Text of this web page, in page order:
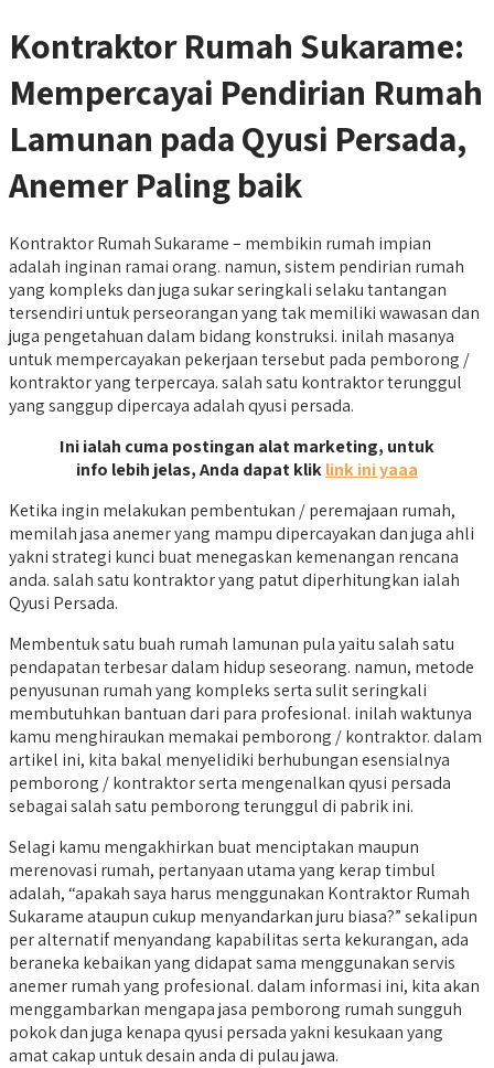
Kontraktor Rumah Sukarame:
Mempercayai Pendirian Rumah
Lamunan pada Qyusi Persada,
Anemer Paling baik
Kontraktor Rumah Sukarame – membikin rumah impian
adalah inginan ramai orang. namun, sistem pendirian rumah
yang kompleks dan juga sukar seringkali selaku tantangan
tersendiri untuk perseorangan yang tak memiliki wawasan dan
juga pengetahuan dalam bidang konstruksi. inilah masanya
untuk mempercayakan pekerjaan tersebut pada pemborong /
kontraktor yang terpercaya. salah satu kontraktor terunggul
yang sanggup dipercaya adalah qyusi persada.
Ini ialah cuma postingan alat marketing, untuk
info lebih jelas, Anda dapat kliklink ini yaaa
Ketika ingin melakukan pembentukan / peremajaan rumah,
memilah jasa anemer yang mampu dipercayakan dan juga ahli
yakni strategi kunci buat menegaskan kemenangan rencana
anda. salah satu kontraktor yang patut diperhitungkan ialah
Qyusi Persada.
Membentuk satu buah rumah lamunan pula yaitu salah satu
pendapatan terbesar dalam hidup seseorang. namun, metode
penyusunan rumah yang kompleks serta sulit seringkali
membutuhkan bantuan dari para profesional. inilah waktunya
kamu menghiraukan memakai pemborong / kontraktor. dalam
artikel ini, kita bakal menyelidiki berhubungan esensialnya
pemborong / kontraktor serta mengenalkan qyusi persada
sebagai salah satu pemborong terunggul di pabrik ini.
Selagi kamu mengakhirkan buat menciptakan maupun
merenovasi rumah, pertanyaan utama yang kerap timbul
adalah, “apakah saya harus menggunakan Kontraktor Rumah
Sukarame ataupun cukup menyandarkan juru biasa?” sekalipun
per alternatif menyandang kapabilitas serta kekurangan, ada
beraneka kebaikan yang didapat sama menggunakan servis
anemer rumah yang profesional. dalam informasi ini, kita akan
menggambarkan mengapa jasa pemborong rumah sungguh
pokok dan juga kenapa qyusi persada yakni kesukaan yang
amat cakap untuk desain anda di pulau jawa.